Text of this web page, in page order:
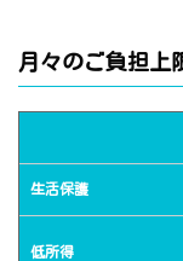
月々のご負担上
生活保護
低所得